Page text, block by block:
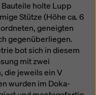
holte Lupp
Stütze (Höhe ca. 6
geneigten
gegenüberliegen.
bot sich in diesem
mit zwei
die jeweils ein V
wurden im Doka-